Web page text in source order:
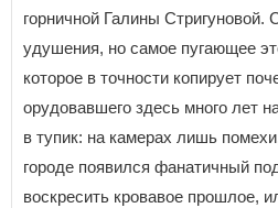
горничной Галины Стригуновой.
удушения, но самое пугающее
которое в точности копирует
орудовавшего здесь много лет
в тупик: на камерах лишь
городе появился фанатичный
воскресить кровавое прошлое,